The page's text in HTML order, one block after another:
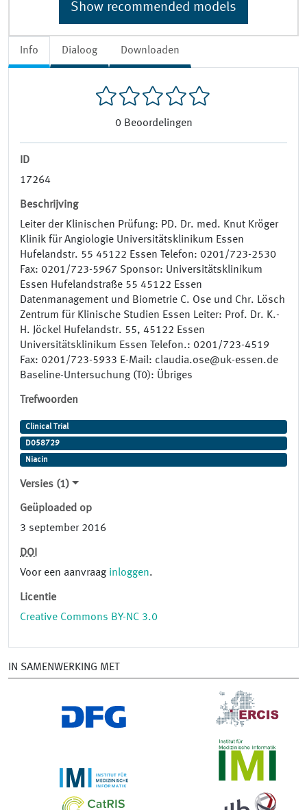
Info Dialoog Downloaden
0 Beoordelingen
ID
17264
Beschrijving
Leiter der Klinischen Prüfung: PD. Dr. med. Knut Kröger
Klinik für Angiologie Universitätsklinikum Essen
Hufelandstr. 55 45122 Essen Telefon: 0201/723-2530
Fax: 0201/723-5967 Sponsor: Universitätsklinikum
Essen Hufelandstraße 55 45122 Essen
Datenmanagement und Biometrie C. Ose und Chr. Lösch
Zentrum für Klinische Studien Essen Leiter: Prof. Dr. K.-
H. Jöckel Hufelandstr. 55, 45122 Essen
Universitätsklinikum Essen Telefon.: 0201/723-4519
Fax: 0201/723-5933 E-Mail: claudia.ose@uk-essen.de
Baseline-Untersuchung (T0): Übriges
Trefwoorden
Clinical Trial
D058729
Niacin
Versies (1)
Geüploaded op
3 september 2016
DOI
Voor een aanvraag inloggen.
Licentie
Creative Commons BY-NC 3.0
Show recommended models
IN SAMENWERKING MET